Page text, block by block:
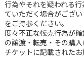
行為やそれを疑われる
ていただく場合がござ
をご持参ください。
度々不正な転売行為が
の譲渡・転売・その購
チケットに記載されたお